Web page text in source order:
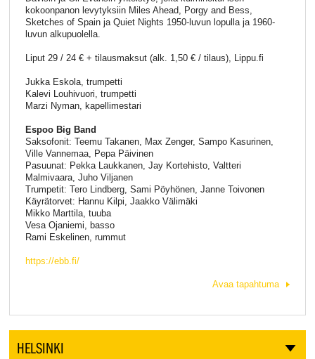
kokoonpanon levytyksiin Miles Ahead, Porgy and Bess,
Sketches of Spain ja Quiet Nights 1950-luvun lopulla ja 1960-
luvun alkupuolella.
Liput 29 / 24 € + tilausmaksut (alk. 1,50 € / tilaus), Lippu.fi
Jukka Eskola, trumpetti
Kalevi Louhivuori, trumpetti
Marzi Nyman, kapellimestari
Espoo Big Band
Saksofonit: Teemu Takanen, Max Zenger, Sampo Kasurinen,
Ville Vannemaa, Pepa Päivinen
Pasuunat: Pekka Laukkanen, Jay Kortehisto, Valtteri
Malmivaara, Juho Viljanen
Trumpetit: Tero Lindberg, Sami Pöyhönen, Janne Toivonen
Käyrätorvet: Hannu Kilpi, Jaakko Välimäki
Mikko Marttila, tuuba
Vesa Ojaniemi, basso
Rami Eskelinen, rummut
https://ebb.fi/
Avaa tapahtuma
HELSINKI